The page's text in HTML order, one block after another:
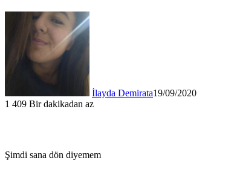
İlayda Demirata19/09/2020
1 409 Bir dakikadan az
Şimdi sana dön diyemem